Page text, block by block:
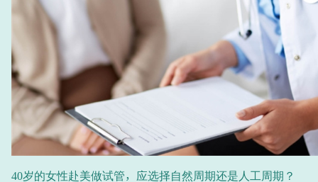
40岁的女性赴美做试管，应选择自然周期还是人工周期？